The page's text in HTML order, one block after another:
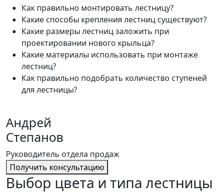
Как правильно монтировать лестницу?
Какие способы крепления лестниц существуют?
Какие размеры лестниц заложить при
проектировании нового крыльца?
Какие материалы использовать при монтаже
лестниц?
Как правильно подобрать количество ступеней
для лестницы?
Андрей
Степанов
Руководитель отдела продаж
Получить консультацию
Выбор цвета и типа лестницы